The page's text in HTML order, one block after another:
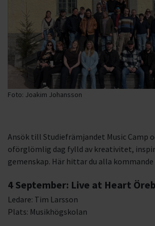
Foto: Joakim Johansson
Ansök till Studiefrämjandet Music Camp
oförglömlig dag fylld av kreativitet,
gemenskap. Här hittar du alla
4 September: Live at Heart
Ledare: Tim Larsson
Plats: Musikhögskolan